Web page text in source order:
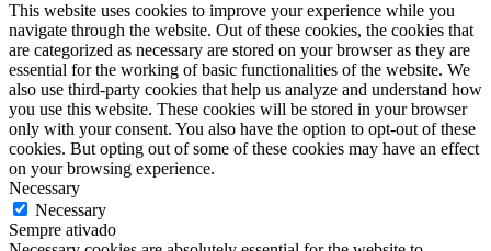
This website uses cookies to improve your experience while you
navigate through the website. Out of these cookies, the cookies that
are categorized as necessary are stored on your browser as they are
essential for the working of basic functionalities of the website. We
also use third-party cookies that help us analyze and understand how
you use this website. These cookies will be stored in your browser
only with your consent. You also have the option to opt-out of these
cookies. But opting out of some of these cookies may have an effect
on your browsing experience.
Necessary
Necessary
Sempre ativado